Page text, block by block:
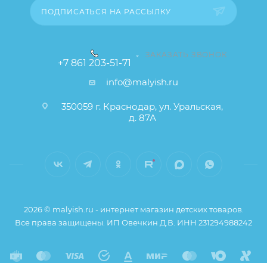
ПОДПИСАТЬСЯ НА РАССЫЛКУ
+7 861 203-51-71
ЗАКАЗАТЬ ЗВОНОК
info@malyish.ru
350059 г. Краснодар, ул. Уральская,
д. 87А
2026 © malyish.ru - интернет магазин детских товаров.
Все права защищены. ИП Овечкин Д.В. ИНН 231294988242